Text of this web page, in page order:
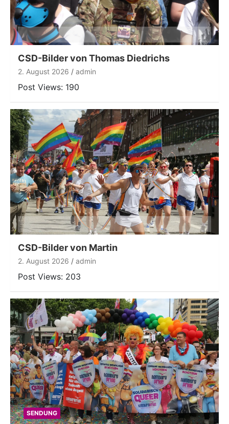
CSD-Bilder von Thomas Diedrichs
2. August 2026 admin
Post Views: 190
CSD-Bilder von Martin
2. August 2026 admin
Post Views: 203
SENDUNG